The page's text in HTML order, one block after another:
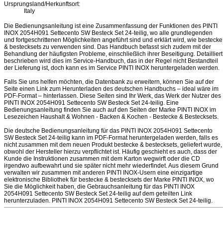
Ursprungsland/Herkunftsort:
Italy
Die Bedienungsanleitung ist eine Zusammenfassung der Funktionen des PINTI
INOX 2054H091 Settecento SW Besteck Set 24-teilig, wo alle grundlegenden
und fortgeschrittenen Möglichkeiten angeführt sind und erklärt wird, wie bestecke
& bestecksets zu verwenden sind. Das Handbuch befasst sich zudem mit der
Behandlung der häufigsten Probleme, einschließlich ihrer Beseitigung. Detailliert
beschrieben wird dies im Service-Handbuch, das in der Regel nicht Bestandteil
der Lieferung ist, doch kann es im Service PINTI INOX heruntergeladen werden.
Falls Sie uns helfen möchten, die Datenbank zu erweitern, können Sie auf der
Seite einen Link zum Herunterladen des deutschen Handbuchs – ideal wäre im
PDF-Format – hinterlassen. Diese Seiten sind Ihr Werk, das Werk der Nutzer des
PINTI INOX 2054H091 Settecento SW Besteck Set 24-teilig. Eine
Bedienungsanleitung finden Sie auch auf den Seiten der Marke PINTI INOX im
Lesezeichen Haushalt & Wohnen - Backen & Kochen - Bestecke & Bestecksets.
Die deutsche Bedienungsanleitung für das PINTI INOX 2054H091 Settecento
SW Besteck Set 24-teilig kann im PDF-Format heruntergeladen werden, falls es
nicht zusammen mit dem neuen Produkt bestecke & bestecksets, geliefert wurde,
obwohl der Hersteller hierzu verpflichtet ist. Häufig geschieht es auch, dass der
Kunde die Instruktionen zusammen mit dem Karton wegwirft oder die CD
irgendwo aufbewahrt und sie später nicht mehr wiederfindet. Aus diesem Grund
verwalten wir zusammen mit anderen PINTI INOX-Usern eine einzigartige
elektronische Bibliothek für bestecke & bestecksets der Marke PINTI INOX, wo
Sie die Möglichkeit haben, die Gebrauchsanleitung für das PINTI INOX
2054H091 Settecento SW Besteck Set 24-teilig auf dem geteilten Link
herunterzuladen. PINTI INOX 2054H091 Settecento SW Besteck Set 24-teilig.